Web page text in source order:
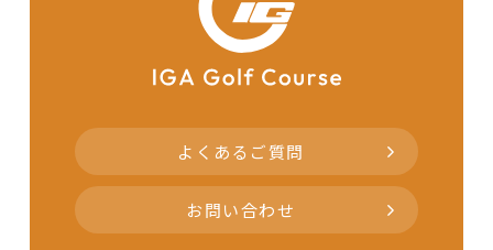
よくあるご質問
お問い合わせ